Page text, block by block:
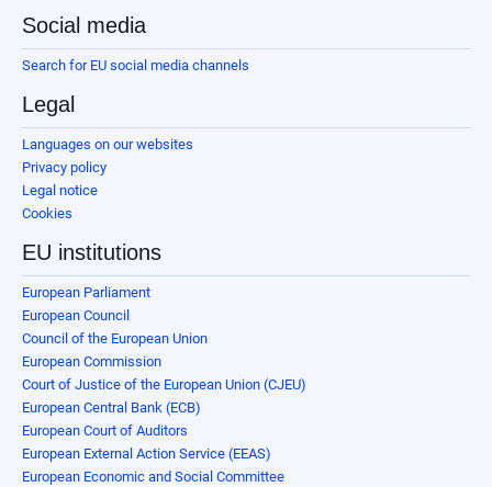
Social media
Search for EU social media channels
Legal
Languages on our websites
Privacy policy
Legal notice
Cookies
EU institutions
European Parliament
European Council
Council of the European Union
European Commission
Court of Justice of the European Union (CJEU)
European Central Bank (ECB)
European Court of Auditors
European External Action Service (EEAS)
European Economic and Social Committee